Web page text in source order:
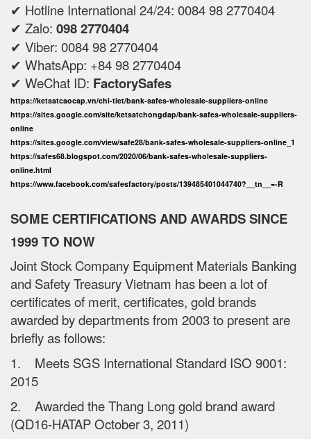
✔ Hotline International 24/24: 0084 98 2770404
✔ Zalo: 098 2770404
✔ Viber: 0084 98 2770404
✔ WhatsApp: +84 98 2770404
✔ WeChat ID: FactorySafes
https://ketsatcaocap.vn/chi-tiet/bank-safes-wholesale-suppliers-online
https://sites.google.com/site/ketsatchongdap/bank-safes-wholesale-suppliers-
online
https://sites.google.com/view/safe28/bank-safes-wholesale-suppliers-online_1
https://safes68.blogspot.com/2020/06/bank-safes-wholesale-suppliers-
online.html
https://www.facebook.com/safesfactory/posts/139485401044740?__tn__=-R
SOME CERTIFICATIONS AND AWARDS SINCE
1999 TO NOW
Joint Stock Company Equipment Materials Banking
and Safety Treasury Vietnam has been a lot of
certificates of merit, certificates, gold brands
awarded by departments from 2003 to present are
briefly as follows:
1. Meets SGS International Standard ISO 9001:
2015
2. Awarded the Thang Long gold brand award
(QD16-HATAP October 3, 2011)